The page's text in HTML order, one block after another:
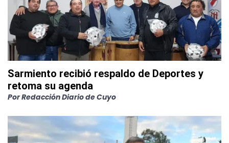
Sarmiento recibió respaldo de Deportes y
retoma su agenda
PorRedacción Diario de Cuyo